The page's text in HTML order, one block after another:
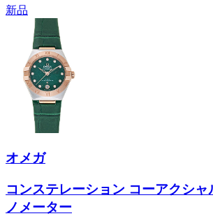
新品
オメガ
コンステレーション コーアクシャ
ノメーター